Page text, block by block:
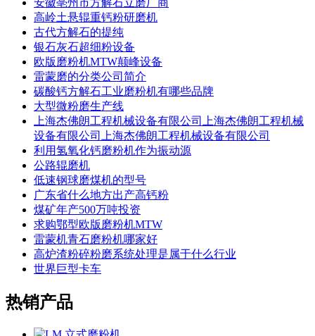
高岭土悬辊重钙粉研磨机
古代方解石的提纯
银石灰石超细粉设备
欧版磨粉机MTW颠峰设备
雷蒙磨的分类公司简介
碳酸钙方解石工业磨粉机有哪些品牌
大型微粉磨生产线
上海杰佛朗工程机械设备有限公司上海杰佛朗工程机械
设备有限公司上海杰佛朗工程机械设备有限公司
利用氢氧化钙磨粉机作为振动源
公路辊磨机
低速钢球磨煤机的型号
广东省什么地方出产高钙粉
煤矿年产500万吨投资
求购鄂型欧版磨粉机MTW
雷蒙机青石磨粉机哪家好
高炉渣粉碎粉磨系统处理是属于什么行业
世界巨型卡车
热销产品